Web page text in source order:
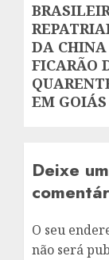
Next
post:
DA CHINA
FICARÃO
EM GOIÁS
Deixe um
O seu
não será